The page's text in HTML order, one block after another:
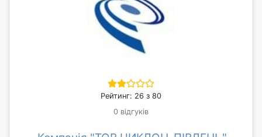
Рейтинг: 26 з 80
0 відгуків